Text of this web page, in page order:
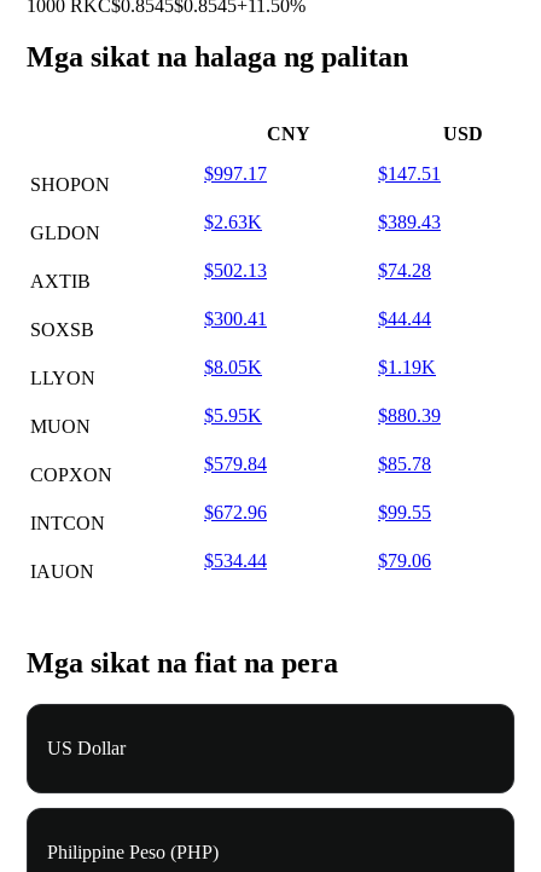
1000 RKC$0.8545$0.8545+11.50%
Mga sikat na halaga ng palitan
CNY USD
SHOPON
$997.17 $147.51
GLDON
$2.63K $389.43
AXTIB
$502.13 $74.28
SOXSB
$300.41 $44.44
LLYON
$8.05K $1.19K
MUON
$5.95K $880.39
COPXON
$579.84 $85.78
INTCON
$672.96 $99.55
IAUON
$534.44 $79.06
Mga sikat na fiat na pera
US Dollar
Philippine Peso (PHP)